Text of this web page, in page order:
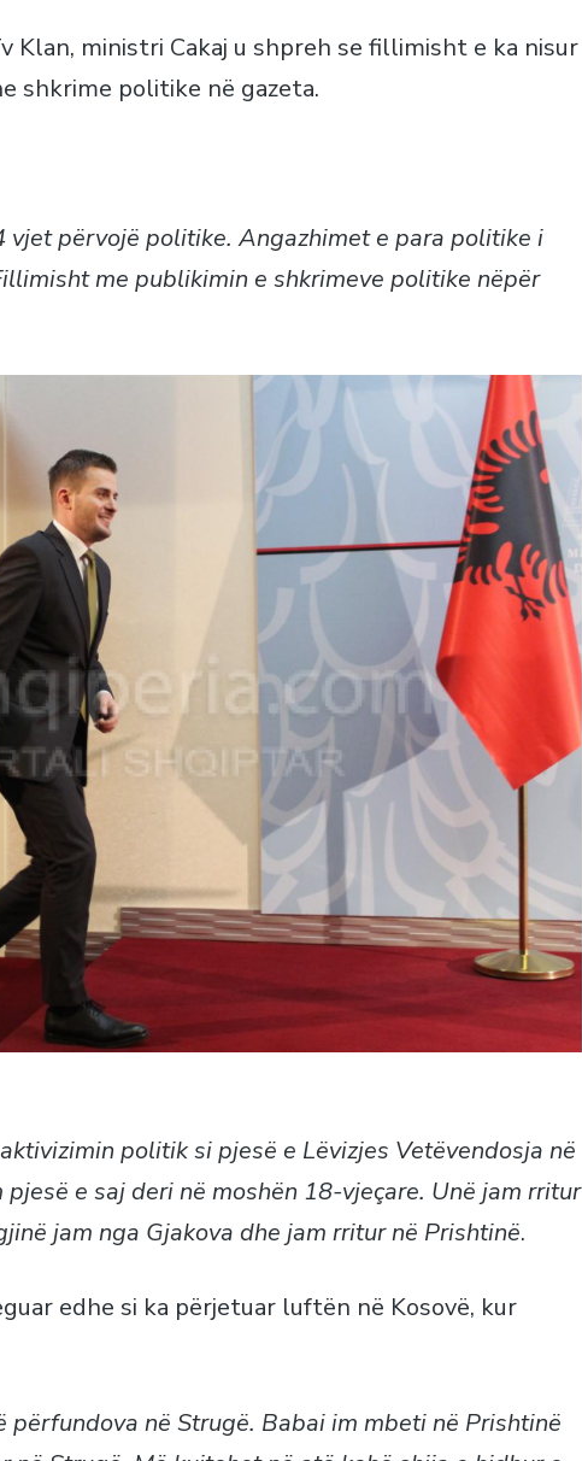
Klan, ministri Cakaj u shpreh se fillimisht e ka nisur
shkrime politike në gazeta.
vjet përvojë politike. Angazhimet e para politike i
me publikimin e shkrimeve politike nëpër
politik si pjesë e Lëvizjes Vetëvendosja në
e saj deri në moshën 18-vjeçare. Unë jam rritur
jam nga Gjakova dhe jam rritur në Prishtinë.
edhe si ka përjetuar luftën në Kosovë, kur
përfundova në Strugë. Babai im mbeti në Prishtinë